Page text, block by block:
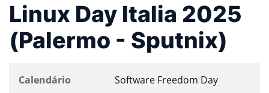
Linux Day Italia 2025
(Palermo - Sputnix)
Calendário Software Freedom Day